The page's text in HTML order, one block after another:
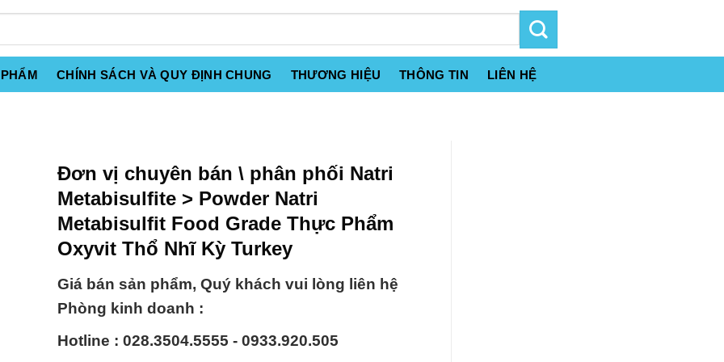
CHÍNH SÁCH VÀ QUY ĐỊNH CHUNG THƯƠNG HIỆU THÔNG TIN LIÊN HỆ
Đơn vị chuyên bán \ phân phối Natri
Metabisulfite > Powder Natri
Metabisulfit Food Grade Thực Phẩm
Oxyvit Thổ Nhĩ Kỳ Turkey
Giá bán sản phẩm, Quý khách vui lòng liên hệ
Phòng kinh doanh :
Hotline : 028.3504.5555 - 0933.920.505